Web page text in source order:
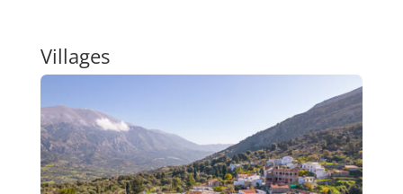
Villages